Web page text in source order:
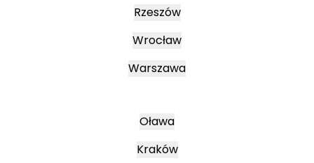
Rzeszów
Wrocław
Warszawa
Oława
Kraków